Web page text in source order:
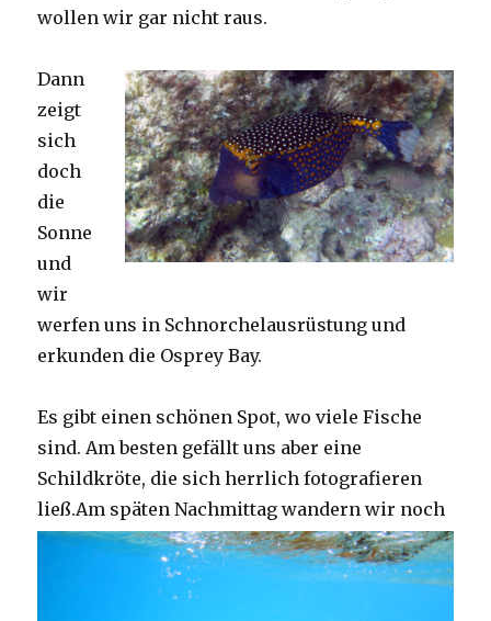
wollen wir gar nicht raus.
Dann
zeigt
sich
doch
die
Sonne
und
wir
werfen uns in Schnorchelausrüstung und
erkunden die Osprey Bay.
Es gibt einen schönen Spot, wo viele Fische
sind. Am besten gefällt uns aber eine
Schildkröte, die sich herrlich fotografieren
ließ.Am späten Nachmittag wandern wir noch